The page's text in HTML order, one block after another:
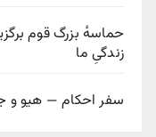
حماسهٔ بزرگ قوم
زندگیِ ما
سفر احکام — هیو و